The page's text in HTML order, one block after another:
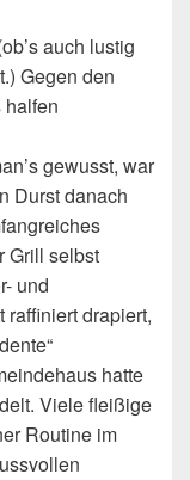
auch lustig
Gegen den
gewusst, war
Durst danach
Grill selbst
und
raffiniert drapiert,
hatte
Viele fleißige
Routine im